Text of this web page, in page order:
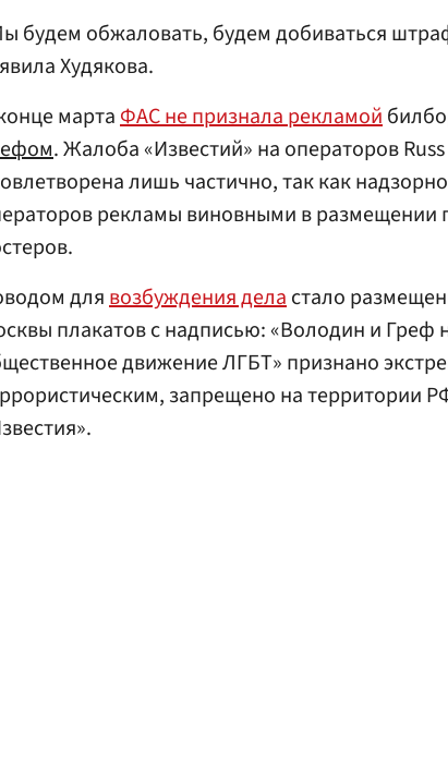
будем обжаловать, будем добиваться
Худякова.
мартаФАС не признала рекламой
. Жалоба «Известий» на операторов
лишь частично, так как
рекламы виновными в размещении
длявозбуждения деластало
плакатов с надписью: «Володин и Греф
движение ЛГБТ» признано
запрещено на территории